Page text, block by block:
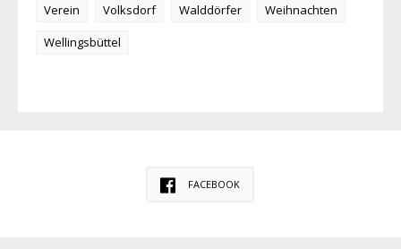
Verein
Volksdorf Walddörfer
Weihnachten
Wellingsbüttel
FACEBOOK